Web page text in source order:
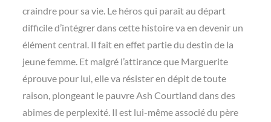
craindre pour sa vie. Le héros qui paraît au départ
difficile d’intégrer dans cette histoire va en devenir un
élément central. Il fait en effet partie du destin de la
jeune femme. Et malgré l’attirance que Marguerite
éprouve pour lui, elle va résister en dépit de toute
raison, plongeant le pauvre Ash Courtland dans des
abimes de perplexité. Il est lui-même associé du père